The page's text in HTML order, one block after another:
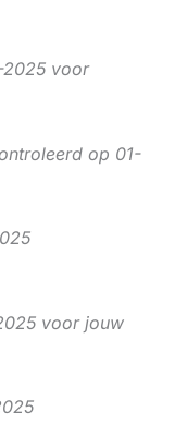
voor
op 01-
voor jouw